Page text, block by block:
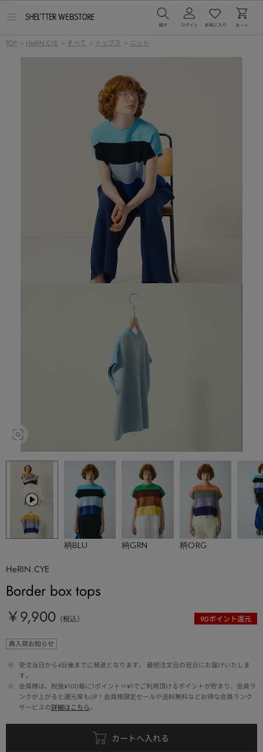
ー
TOP > HeRIN.CYE > すべて > トップス > ニット
柄BLU 柄GRN 柄ORG
HeRIN.CYE
Border box tops
￥9,900 （税込） 90ポイント還元
再入荷お知らせ
※
受注当日から4日後までに発送となります。 最短注文日の翌日にお届けいたしま
す。
※
会員様は、税抜¥100毎に1ポイント＝¥1でご利用頂けるポイントが貯まり、会員ラ
ンクが上がると還元率もUP！会員様限定セールや送料無料などお得な会員ランク
サービスの詳細はこちら。